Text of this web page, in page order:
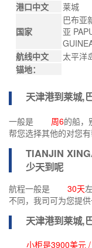
港口中文
莱城
国家
巴布亚
亚
航线中文 太平洋
锚地：
天津港到莱城,
一般是 周6的船，
帮您选择其他的对您有
TIANJIN
少天到呢
航程一般是 30天
不同，我司可为您提
天津港到莱城,
小柜是3900美元